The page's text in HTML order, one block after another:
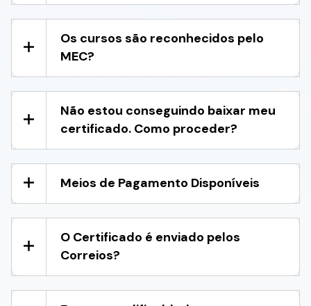
Os cursos são reconhecidos pelo
MEC?
Não estou conseguindo baixar meu
certificado. Como proceder?
Meios de Pagamento Disponíveis
O Certificado é enviado pelos
Correios?